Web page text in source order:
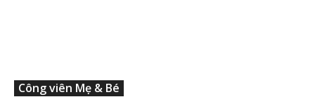
Công viên Mẹ & Bé